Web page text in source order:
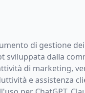
di gestione
sviluppata dalla
di marketing,
e assistenza